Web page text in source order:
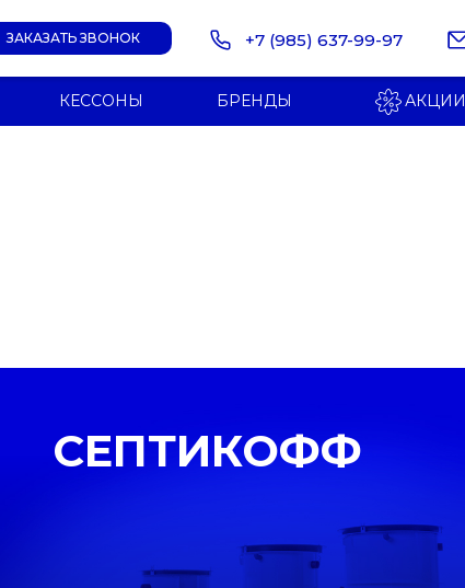
+7 (985) 637-99-97
ЗАКАЗАТЬ ЗВОНОК
АКЦИИ
БРЕНДЫ
КЕССОНЫ
СЕПТИКОФФ